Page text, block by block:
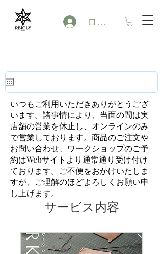
ログイン
いつもご利用いただきありがとうござ
います。諸事情により、当面の間は実
店舗の営業を休止し、オンラインのみ
で営業しております。商品のご注文や
お問い合わせ、ワークショップのご予
約はWebサイトより通常通り受け付け
ております。ご不便をおかけいたしま
すが、ご理解のほどよろしくお願い申
し上げます。
サービス内容